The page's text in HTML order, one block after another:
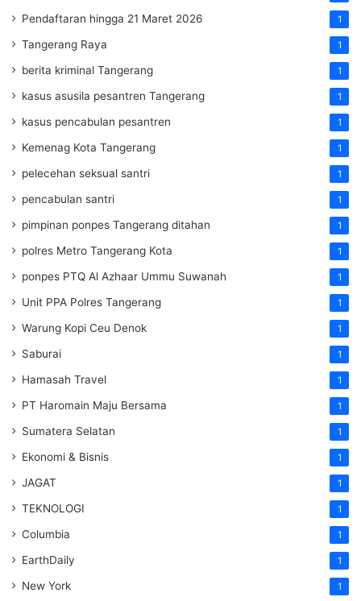
Pendaftaran hingga 21 Maret 2026 1
Tangerang Raya 1
berita kriminal Tangerang 1
kasus asusila pesantren Tangerang 1
kasus pencabulan pesantren 1
Kemenag Kota Tangerang 1
pelecehan seksual santri 1
pencabulan santri 1
pimpinan ponpes Tangerang ditahan 1
polres Metro Tangerang Kota 1
ponpes PTQ Al Azhaar Ummu Suwanah 1
Unit PPA Polres Tangerang 1
Warung Kopi Ceu Denok 1
Saburai 1
Hamasah Travel 1
PT Haromain Maju Bersama 1
Sumatera Selatan 1
Ekonomi & Bisnis 1
JAGAT 1
TEKNOLOGI 1
Columbia 1
EarthDaily 1
New York 1